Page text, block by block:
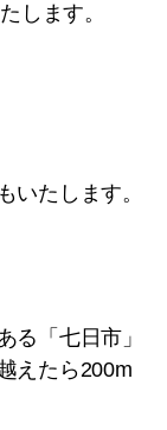
します。
いたします。
る「七日市」
えたら200m